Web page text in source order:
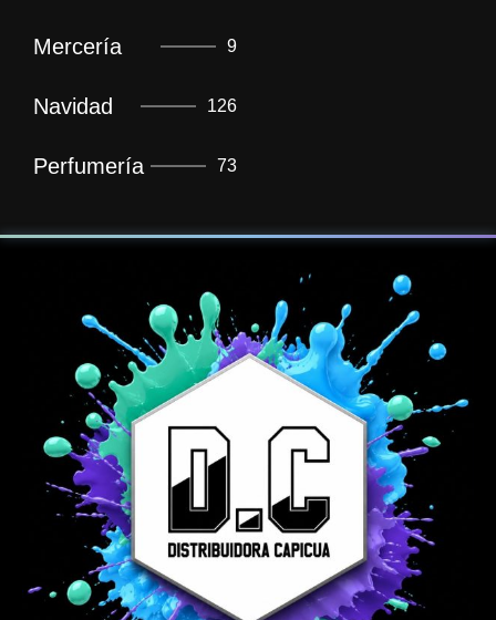
Mercería 9
Navidad 126
Perfumería 73